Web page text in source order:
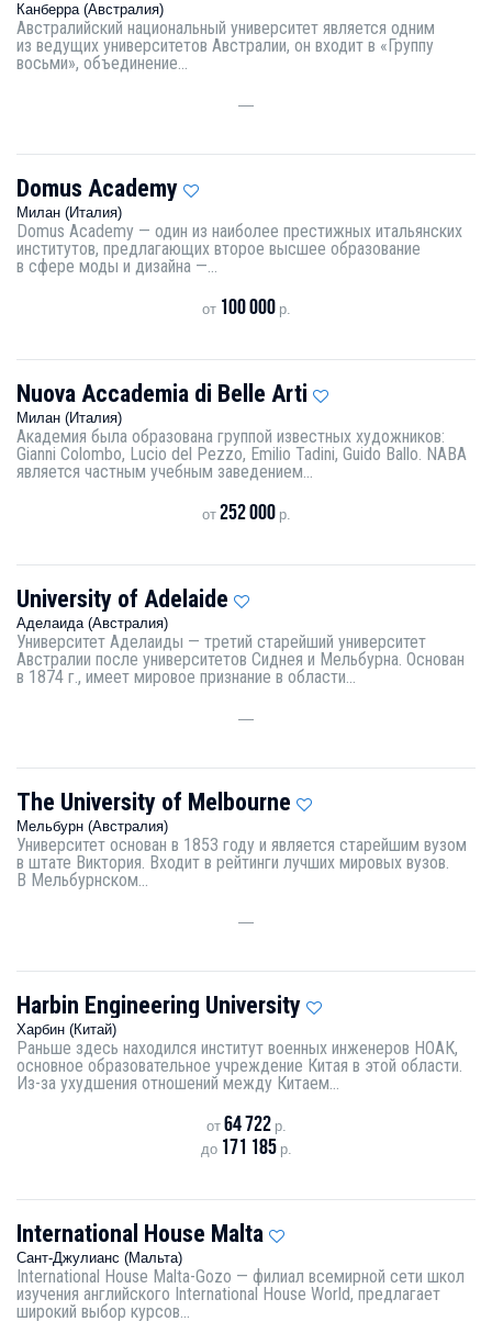
Канберра (Австралия)
Австралийский национальный университет является одним
из ведущих университетов Австралии, он входит в «Группу
восьми», объединение...
—
Domus Academy
Милан (Италия)
Domus Academy — один из наиболее престижных итальянских
институтов, предлагающих второе высшее образование
в сфере моды и дизайна —...
от100 000 р.
Nuova Accademia di Belle Arti
Милан (Италия)
Академия была образована группой известных художников:
Gianni Colombo, Lucio del Pezzo, Emilio Tadini, Guido Ballo. NABA
является частным учебным заведением...
от252 000 р.
University of Adelaide
Аделаида (Австралия)
Университет Аделаиды — третий старейший университет
Австралии после университетов Сиднея и Мельбурна. Основан
в 1874 г., имеет мировое признание в области...
—
The University of Melbourne
Мельбурн (Австралия)
Университет основан в 1853 году и является старейшим вузом
в штате Виктория. Входит в рейтинги лучших мировых вузов.
В Мельбурнском...
—
Harbin Engineering University
Харбин (Китай)
Раньше здесь находился институт военных инженеров НОАК,
основное образовательное учреждение Китая в этой области.
Из-за ухудшения отношений между Китаем...
от64 722 р.
до171 185 р.
International House Malta
Сант-Джулианс (Мальта)
International House Malta-Gozo — филиал всемирной сети школ
изучения английского International House World, предлагает
широкий выбор курсов...